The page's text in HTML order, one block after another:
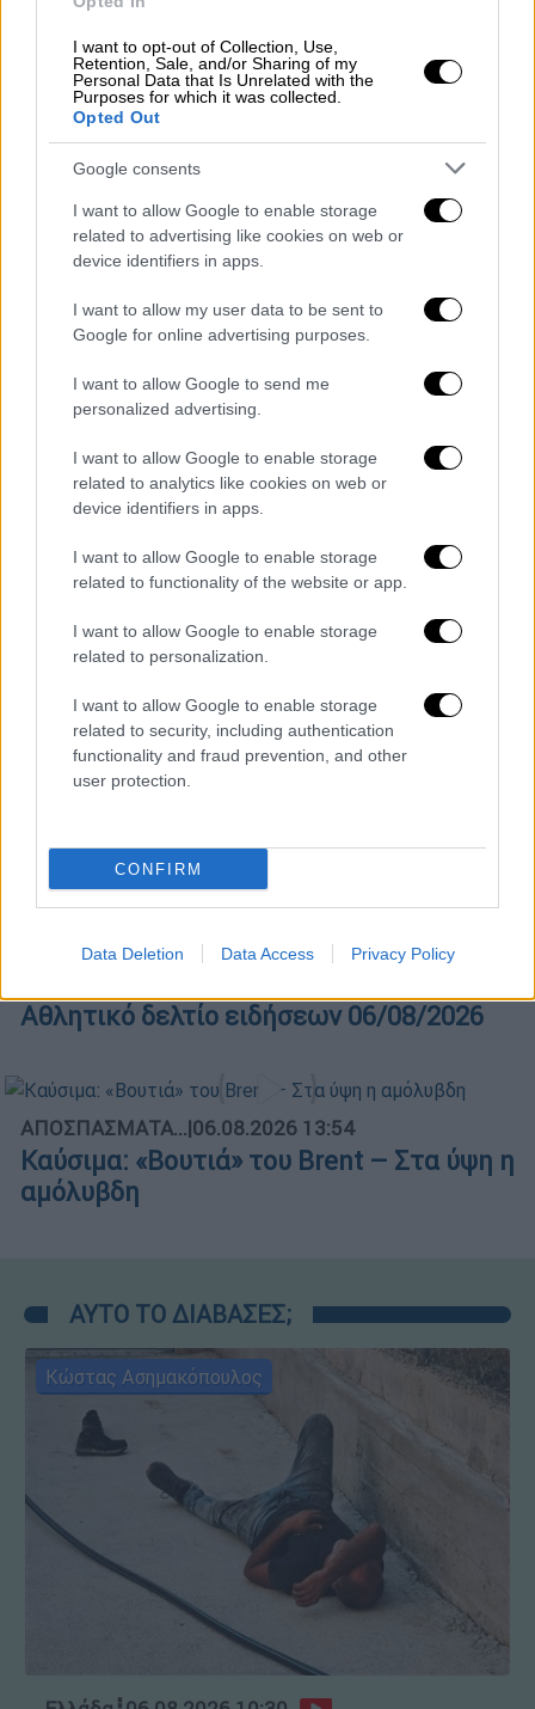
I want to opt-out of Collection, Use,
Retention, Sale, and/or Sharing of my
Personal Data that Is Unrelated with the
Purposes for which it was collected.
Opted Out
Google consents
I want to allow Google to enable storage
related to advertising like cookies on web or
device identifiers in apps.
I want to allow my user data to be sent to
Google for online advertising purposes.
I want to allow Google to send me
personalized advertising.
I want to allow Google to enable storage
related to analytics like cookies on web or
device identifiers in apps.
I want to allow Google to enable storage
related to functionality of the website or app.
I want to allow Google to enable storage
related to personalization.
I want to allow Google to enable storage
related to security, including authentication
functionality and fraud prevention, and other
user protection.
CONFIRM
Data Deletion Data Access Privacy Policy
POPULAR VIDEOS
Κεντρικό...|06.08.2026 20:05
Κεντρικό δελτίο ειδήσεων 06/08/2026
Κεντρικό... | 05.08.2026 19:49
Κεντρικό δελτίο ειδήσεων 05/08/2026
Ώρα Ελλάδος 06/08/2026
Αθλητικό δελτίο ειδήσεων 06/08/2026
ΑΠΟΣΠΑΣΜΑΤΑ...|06.08.2026 13:54
Καύσιμα: «Βουτιά» του Brent – Στα ύψη η
αμόλυβδη
ΑΥΤΟ ΤΟ ΔΙΑΒΑΣΕΣ;
Κώστας Ασημακόπουλος